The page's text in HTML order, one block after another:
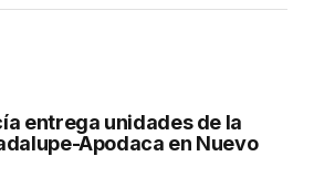
entrega unidades de la
Apodaca en Nuevo